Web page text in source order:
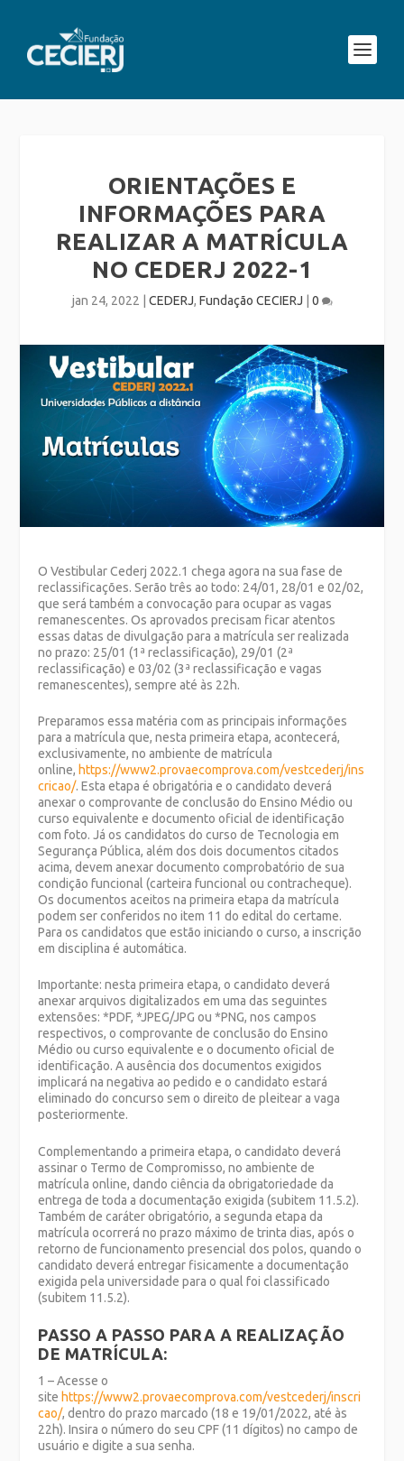
ORIENTAÇÕES E
INFORMAÇÕES PARA
REALIZAR A MATRÍCULA
NO CEDERJ 2022-1
jan 24, 2022 CEDERJ, Fundação CECIERJ 0
O Vestibular Cederj 2022.1 chega agora na sua fase de
reclassificações. Serão três ao todo: 24/01, 28/01 e 02/02,
que será também a convocação para ocupar as vagas
remanescentes. Os aprovados precisam ficar atentos
essas datas de divulgação para a matrícula ser realizada
no prazo: 25/01 (1ª reclassificação), 29/01 (2ª
reclassificação) e 03/02 (3ª reclassificação e vagas
remanescentes), sempre até às 22h.
Preparamos essa matéria com as principais informações
para a matrícula que, nesta primeira etapa, acontecerá,
exclusivamente, no ambiente de matrícula
online, https://www2.provaecomprova.com/vestcederj/ins
cricao/. Esta etapa é obrigatória e o candidato deverá
anexar o comprovante de conclusão do Ensino Médio ou
curso equivalente e documento oficial de identificação
com foto. Já os candidatos do curso de Tecnologia em
Segurança Pública, além dos dois documentos citados
acima, devem anexar documento comprobatório de sua
condição funcional (carteira funcional ou contracheque).
Os documentos aceitos na primeira etapa da matrícula
podem ser conferidos no item 11 do edital do certame.
Para os candidatos que estão iniciando o curso, a inscrição
em disciplina é automática.
Importante: nesta primeira etapa, o candidato deverá
anexar arquivos digitalizados em uma das seguintes
extensões: *PDF, *JPEG/JPG ou *PNG, nos campos
respectivos, o comprovante de conclusão do Ensino
Médio ou curso equivalente e o documento oficial de
identificação. A ausência dos documentos exigidos
implicará na negativa ao pedido e o candidato estará
eliminado do concurso sem o direito de pleitear a vaga
posteriormente.
Complementando a primeira etapa, o candidato deverá
assinar o Termo de Compromisso, no ambiente de
matrícula online, dando ciência da obrigatoriedade da
entrega de toda a documentação exigida (subitem 11.5.2).
Também de caráter obrigatório, a segunda etapa da
matrícula ocorrerá no prazo máximo de trinta dias, após o
retorno de funcionamento presencial dos polos, quando o
candidato deverá entregar fisicamente a documentação
exigida pela universidade para o qual foi classificado
(subitem 11.5.2).
PASSO A PASSO PARA A REALIZAÇÃO
DE MATRÍCULA:
1 – Acesse o
site https://www2.provaecomprova.com/vestcederj/inscri
cao/, dentro do prazo marcado (18 e 19/01/2022, até às
22h). Insira o número do seu CPF (11 dígitos) no campo de
usuário e digite a sua senha.